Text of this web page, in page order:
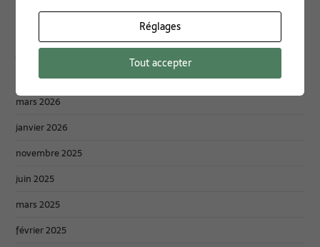
Philosophie
mars 2026
janvier 2026
novembre 2025
juin 2025
mars 2025
février 2025
Réglages
Tout accepter